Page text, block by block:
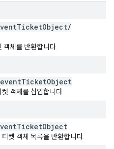
TicketObject/
객체를 반환합니다.
eventTicketObject
객체를 삽입합니다.
TicketObject
켓 객체 목록을 반환합니다.